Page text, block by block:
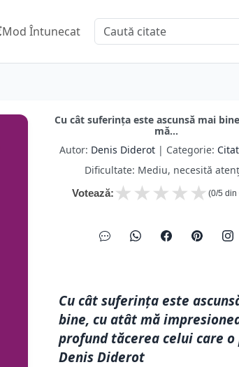
Mod Întunecat
Cu cât suferința este ascunsă mai
mă...
Autor: Denis Diderot | Categorie:
Dificultate: Mediu, necesită
Votează: ★
★
★
★
★ (0/5 din
Cu cât suferința este
bine, cu atât mă
profund tăcerea celui care o
Denis Diderot